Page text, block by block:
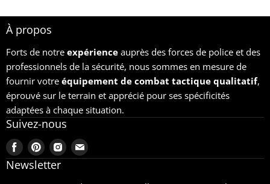
À propos
Forts de notre expérience auprès des forces de police et des
professionnels de la sécurité, nous sommes en mesure de
fournir votre équipement de combat tactique qualitatif,
éprouvé sur le terrain et apprécié pour ses spécificités
adaptées à chaque situation.
Suivez-nous
Trouvez-
nous
Trouvez-
nous
Trouvez-
nous
Trouvez-
nous
Newsletter